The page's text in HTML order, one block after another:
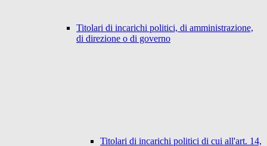
Titolari di incarichi politici, di amministrazione,
di direzione o di governo
Titolari di incarichi politici di cui all'art. 14,